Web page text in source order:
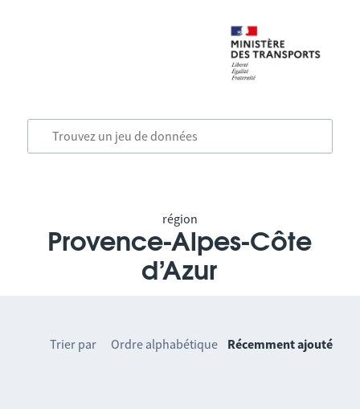
région
Provence-Alpes-Côte
d’Azur
Trier par Ordre alphabétique Récemment ajouté